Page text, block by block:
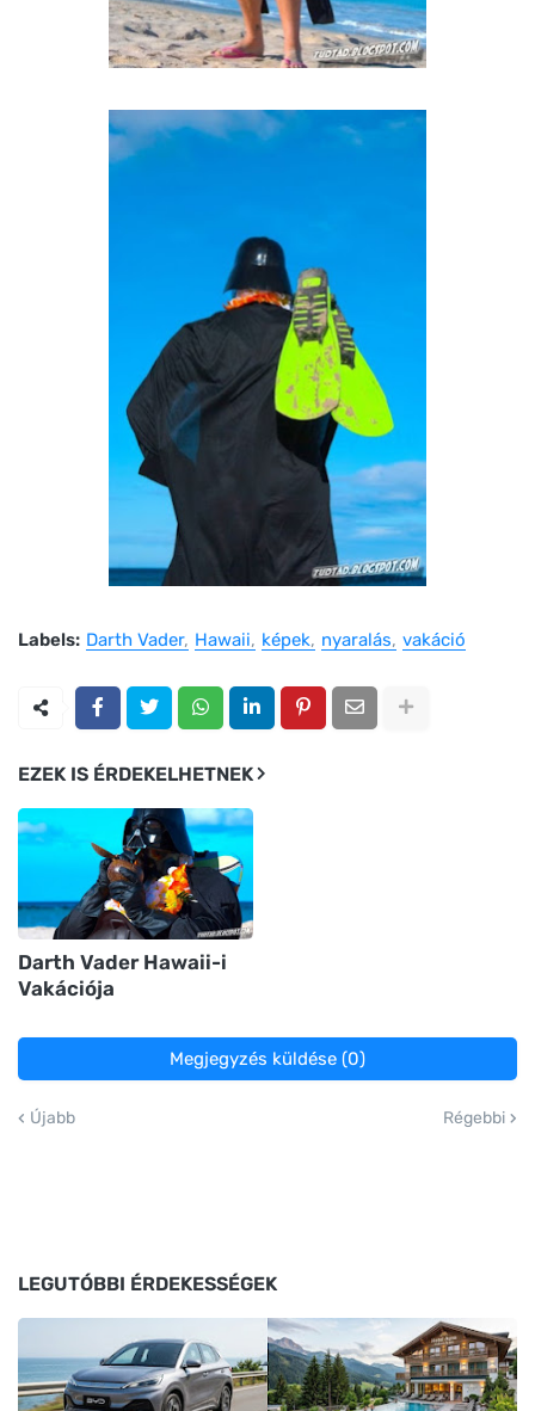
Labels: Darth Vader Hawaii képek nyaralás vakáció
EZEK IS ÉRDEKELHETNEK
Darth Vader Hawaii-i
Vakációja
Megjegyzés küldése (0)
Újabb Régebbi
LEGUTÓBBI ÉRDEKESSÉGEK